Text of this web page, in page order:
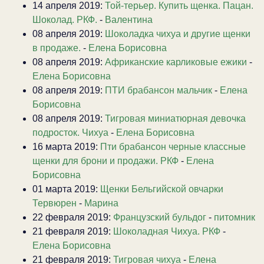
14 апреля 2019: Той-терьер. Купить щенка. Пацан.
Шоколад. РКФ. - Валентина
08 апреля 2019: Шоколадка чихуа и другие щенки
в продаже. - Елена Борисовна
08 апреля 2019: Африканские карликовые ежики -
Елена Борисовна
08 апреля 2019: ПТИ брабансон мальчик - Елена
Борисовна
08 апреля 2019: Тигровая миниатюрная девочка
подросток. Чихуа - Елена Борисовна
16 марта 2019: Пти брабансон черные классные
щенки для брони и продажи. РКФ - Елена
Борисовна
01 марта 2019: Щенки Бельгийской овчарки
Тервюрен - Марина
22 февраля 2019: Французский бульдог - питомник
21 февраля 2019: Шоколадная Чихуа. РКФ -
Елена Борисовна
21 февраля 2019: Тигровая чихуа - Елена